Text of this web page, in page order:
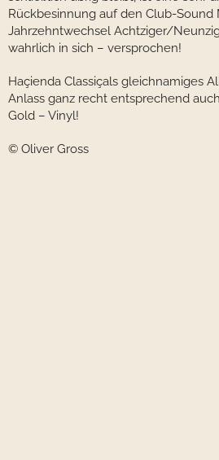
Rückbesinnung auf den Club-Sound
Jahrzehntwechsel Achtziger/
wahrlich in sich – versprochen!
Haçienda Classiçals gleichnamiges
Anlass ganz recht entsprechend
Gold – Vinyl!
© Oliver Gross